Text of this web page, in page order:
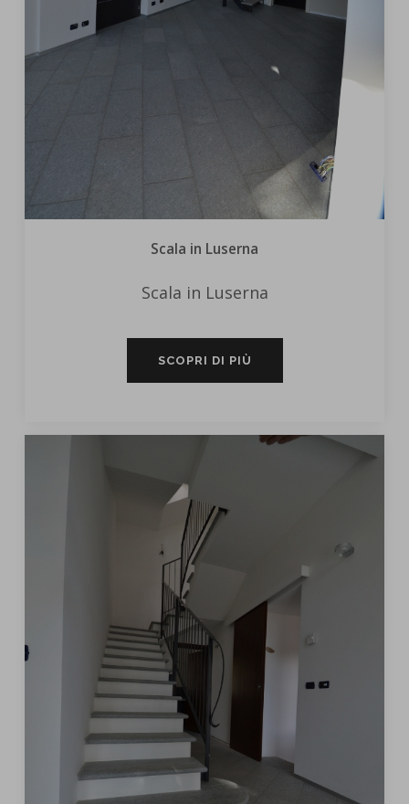
Scala in Luserna
Scala in Luserna
SCOPRI DI PIÙ